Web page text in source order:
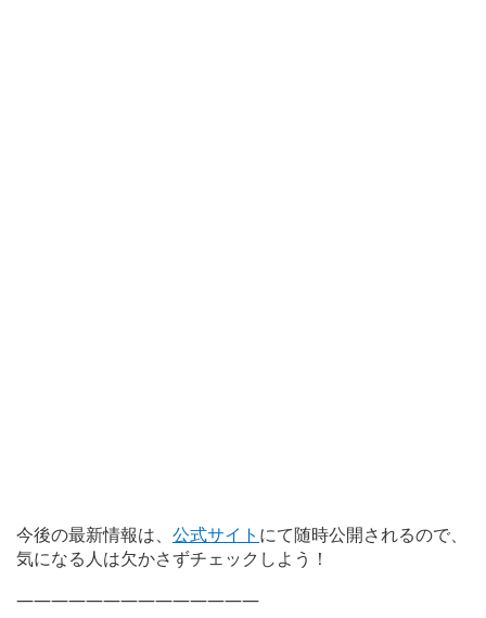
今後の最新情報は、 公式サイト にて随時公開されるので、
気になる人は欠かさずチェックしよう！
——————————————